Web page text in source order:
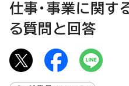
仕事・事業に関
る質問と回答